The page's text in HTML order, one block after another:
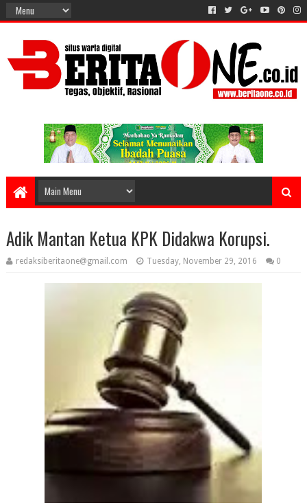
Adik Mantan Ketua KPK Didakwa Korupsi.
redaksiberitaone@gmail.com Tuesday, November 29, 2016 0